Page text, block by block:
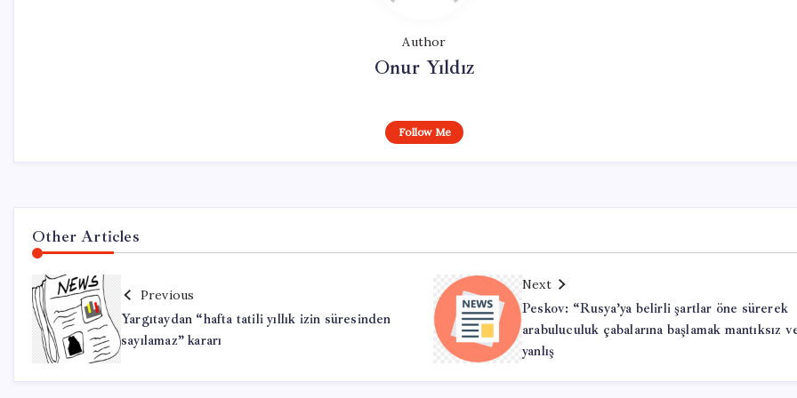
Author
Onur Yıldız
Follow Me
Other Articles
Previous
Yargıtaydan “hafta tatili yıllık izin süresinden
sayılamaz” kararı
Next
Peskov: “Rusya’ya belirli şartlar öne sürerek
arabuluculuk çabalarına başlamak mantıksız
yanlış